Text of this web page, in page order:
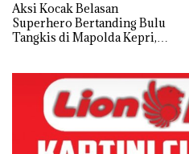
Aksi Kocak Belasan
Superhero Bertanding Bulu
Tangkis di Mapolda Kepri,